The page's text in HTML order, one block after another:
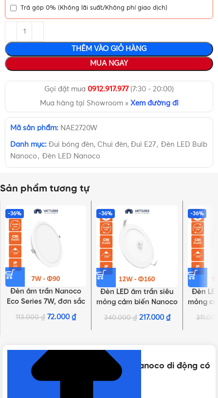
Trả góp 0% (Không lãi suất/Không phí giao dịch)
THÊM VÀO GIỎ HÀNG
MUA NGAY
Gọi đặt mua 0912.917.977(7:30 - 20:00)
Mua hàng tại Showroom » Xem đường đi
Mã sản phẩm: NAE2720W
Danh mục: Đui bóng đèn, Chui đèn, Đui E27, Đèn LED Bulb
Nanoco, Đèn LED Nanoco
Sản phẩm tương tự
-36%
Đèn âm trần Nanoco
Eco Series 7W, đơn sắc
| NED076, NED074,
NED073
113.000₫ 72.000₫
-36%
Đèn LED âm trần siêu
mỏng cảm biến Nanoco
12W, đơn sắc |
NSD126S, NSD123S
340.000₫ 217.000 ₫
-36%
Đèn
mỏng
Thông số kỹ thuật của Đui đèn Nanoco di động có
dây NAE2720W / NAE2720BK
NHẤN ĐỂ XEM TIẾP (THU GỌN)